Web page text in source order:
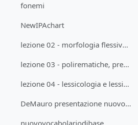
fonemi
NewIPAchart
lezione 02 - morfologia flessiva e morfologia lessicale
lezione 03 - polirematiche, prestiti, calchi
lezione 04 - lessicologia e lessicografia
DeMauro presentazione nuovo vocc di base